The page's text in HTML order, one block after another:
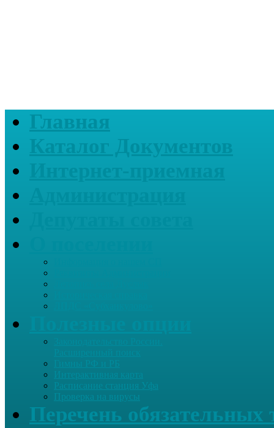
Главная
Каталог Документов
Интерактивная карта
Расписание станция Уфа
Проверка на вирусы
Перечень обязательных